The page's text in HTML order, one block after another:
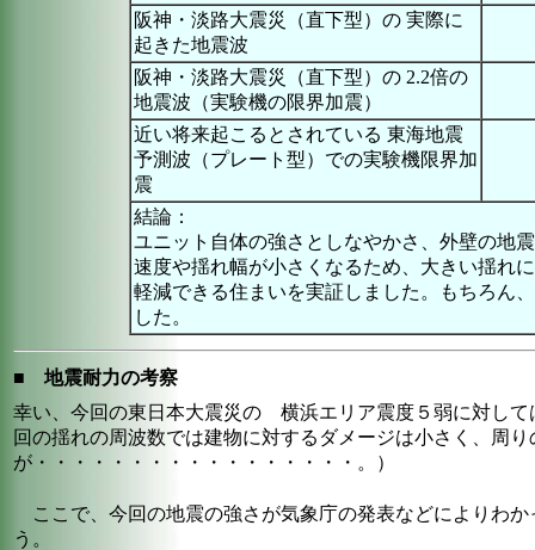
阪神・淡路大震災（直下型）の 実際に
起きた地震波
阪神・淡路大震災（直下型）の 2.2倍の
地震波（実験機の限界加震）
近い将来起こるとされている 東海地震
予測波（プレート型）での実験機限界加
震
結論：
ユニット自体の強さとしなやかさ、外壁の地
速度や揺れ幅が小さくなるため、大きい揺れ
軽減できる住まいを実証しました。もちろん
した。
■ 地震耐力の考察
幸い、今回の東日本大震災の 横浜エリア震度５弱に対し
回の揺れの周波数では建物に対するダメージは小さく、周
が・・・・・・・・・・・・・・・・・。）
ここで、今回の地震の強さが気象庁の発表などによりわ
う。